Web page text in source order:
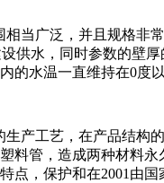
相当广泛，并且规格非
供水，同时参数的壁
的水温一直维持在0度
生产工艺，在产品结
料管，造成两种材料
点，保护和在2001由